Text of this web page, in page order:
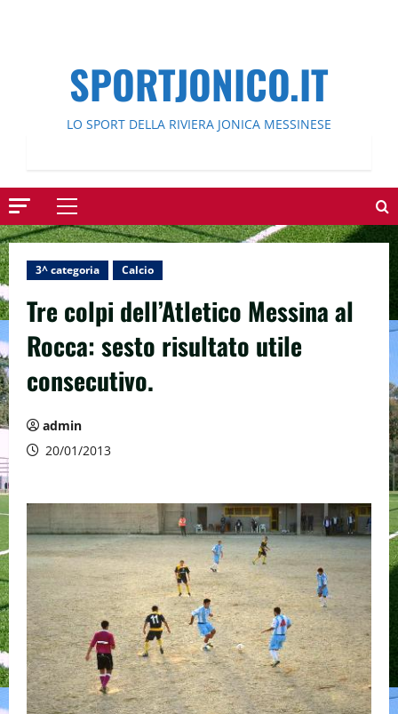
SPORTJONICO.IT
LO SPORT DELLA RIVIERA JONICA MESSINESE
Menu
principale
3^ categoria Calcio
Tre colpi dell’Atletico Messina al
Rocca: sesto risultato utile
consecutivo.
admin
20/01/2013